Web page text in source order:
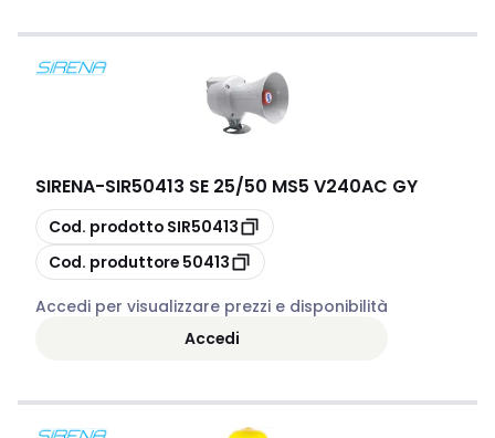
SIRENA-SIR50413 SE 25/50 MS5 V240AC GY
copia
Cod. prodotto SIR50413
copia
Cod. produttore 50413
Accedi per visualizzare prezzi e disponibilità
Accedi